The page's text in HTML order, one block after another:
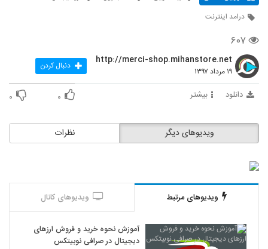
درامد اینترنت
۶۰۷
http://merci-shop.mihanstore.net
۱۹ مرداد ۱۳۹۷ دنبال کردن
دانلود بیشتر ۰ ۰
نظرات ویدیوهای دیگر
ویدیوهای مرتبط ویدیوهای کانال
آموزش نحوه خرید و فروش ارزهای
دیجیتال در صرافی نوبیتکس